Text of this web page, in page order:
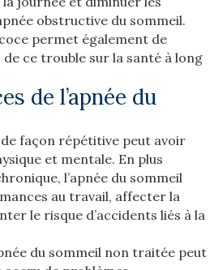
obstructive du sommeil.
permet également de
ce trouble sur la santé à long
de l’apnée du
façon répétitive peut avoir
et mentale. En plus
l’apnée du sommeil
au travail, affecter la
le risque d’accidents liés à la
du sommeil non traitée peut